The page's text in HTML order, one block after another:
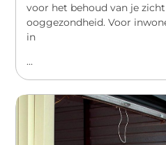
voor het behoud van je
ooggezondheid. Voor
in
...